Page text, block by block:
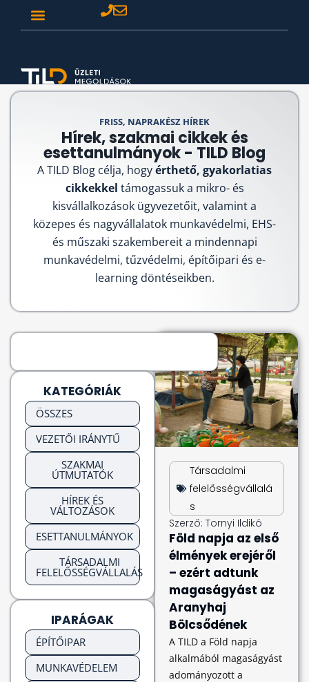
FRISS, NAPRAKÉSZ HÍREK
Hírek, szakmai cikkek és
esettanulmányok - TILD Blog
A TILD Blog célja, hogyérthető, gyakorlatias
cikkekkel támogassuk a mikro- és
kisvállalkozások ügyvezetőit, valamint a
közepes és nagyvállalatok munkavédelmi, EHS-
és műszaki szakembereit a mindennapi
munkavédelmi, tűzvédelmi, építőipari és e-
learning döntéseikben.
Társadalmi
felelősségvállalá
s
Szerző: Tornyi Ildikó
Föld napja az első
élmények erejéről
– ezért adtunk
magaságyást az
Aranyhaj
Bölcsődének
A TILD a Föld napja
alkalmából magaságyást
adományozott a
KATEGÓRIÁK
ÖSSZES
VEZETŐI IRÁNYTŰ
SZAKMAI
ÚTMUTATÓK
HÍREK ÉS
VÁLTOZÁSOK
ESETTANULMÁNYOK
TÁRSADALMI
FELELŐSSÉGVÁLLALÁS
IPARÁGAK
ÉPÍTŐIPAR
MUNKAVÉDELEM